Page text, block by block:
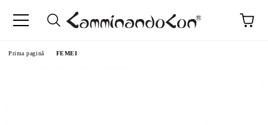
Prima pagină FEMEI